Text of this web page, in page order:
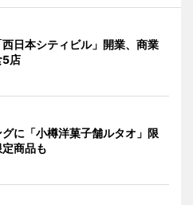
日本シティビル」開業、商業
5店
に「小樽洋菓子舗ルタオ」限
商品も